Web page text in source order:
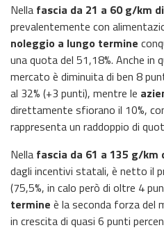
Nella fascia da 21 a 60 g/km di
prevalentemente con
noleggio a lungo termine
una quota del 51,18%. Anche in
mercato è diminuita di ben 8
al 32% (+3 punti), mentre le
direttamente sfiorano il 10%,
rappresenta un raddoppio di
Nella fascia da 61 a 135 g/km
dagli incentivi statali, è netto il
(75,5%, in calo però di oltre 4
termine è la seconda forza del
in crescita di quasi 6 punti